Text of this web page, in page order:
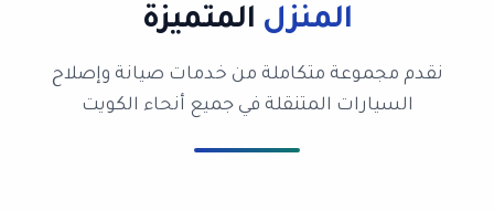
المنزل المتميزة
نقدم مجموعة متكاملة من خدمات صيانة وإصلاح
السيارات المتنقلة في جميع أنحاء الكويت